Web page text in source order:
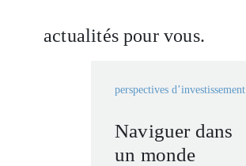
actualités pour vous.
perspectives d’investissement
Naviguer dans
un monde